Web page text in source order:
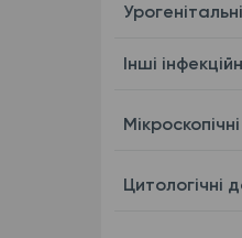
Інші
Цитологічні